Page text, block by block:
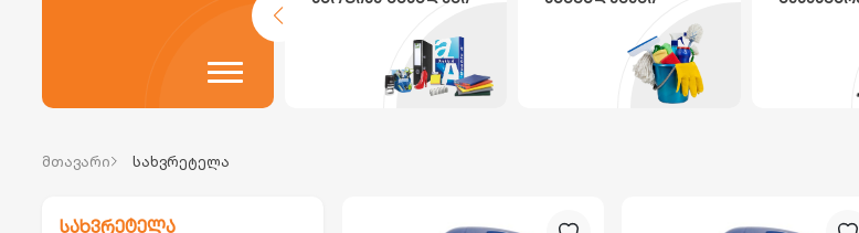
მთავარი სახვრეტელა
სახვრეტელა